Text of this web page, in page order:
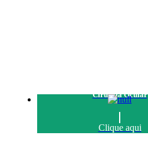
Cirurgia Ocular
Clique aqui